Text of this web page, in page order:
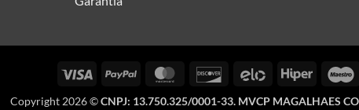
Visa PayPal MasterCardDiscover Elo Hiper
Copyright 2026 ©CNPJ: 13.750.325/0001-33. MVCP MAGALHAES